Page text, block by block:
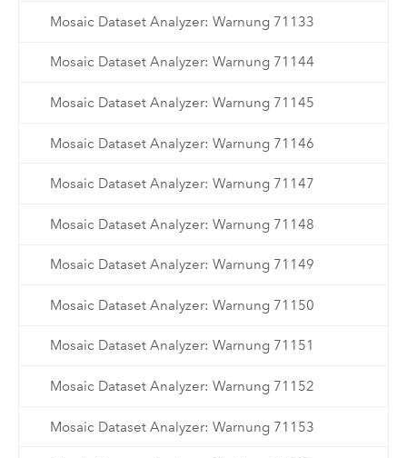
Mosaic Dataset Analyzer: Warnung 71133
Mosaic Dataset Analyzer: Warnung 71144
Mosaic Dataset Analyzer: Warnung 71145
Mosaic Dataset Analyzer: Warnung 71146
Mosaic Dataset Analyzer: Warnung 71147
Mosaic Dataset Analyzer: Warnung 71148
Mosaic Dataset Analyzer: Warnung 71149
Mosaic Dataset Analyzer: Warnung 71150
Mosaic Dataset Analyzer: Warnung 71151
Mosaic Dataset Analyzer: Warnung 71152
Mosaic Dataset Analyzer: Warnung 71153